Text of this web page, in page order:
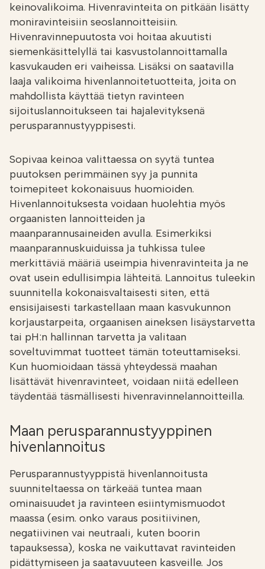
keinovalikoima. Hivenravinteita on pitkään lisätty
moniravinteisiin seoslannoitteisiin.
Hivenravinnepuutosta voi hoitaa akuutisti
siemenkäsittelyllä tai kasvustolannoittamalla
kasvukauden eri vaiheissa. Lisäksi on saatavilla
laaja valikoima hivenlannoitetuotteita, joita on
mahdollista käyttää tietyn ravinteen
sijoituslannoitukseen tai hajalevityksenä
perusparannustyyppisesti.
Sopivaa keinoa valittaessa on syytä tuntea
puutoksen perimmäinen syy ja punnita
toimepiteet kokonaisuus huomioiden.
Hivenlannoituksesta voidaan huolehtia myös
orgaanisten lannoitteiden ja
maanparannusaineiden avulla. Esimerkiksi
maanparannuskuiduissa ja tuhkissa tulee
merkittäviä määriä useimpia hivenravinteita ja ne
ovat usein edullisimpia lähteitä. Lannoitus tuleekin
suunnitella kokonaisvaltaisesti siten, että
ensisijaisesti tarkastellaan maan kasvukunnon
korjaustarpeita, orgaanisen aineksen lisäystarvetta
tai pH:n hallinnan tarvetta ja valitaan
soveltuvimmat tuotteet tämän toteuttamiseksi.
Kun huomioidaan tässä yhteydessä maahan
lisättävät hivenravinteet, voidaan niitä edelleen
täydentää täsmällisesti hivenravinnelannoitteilla.
Maan perusparannustyyppinen
hivenlannoitus
Perusparannustyyppistä hivenlannoitusta
suunniteltaessa on tärkeää tuntea maan
ominaisuudet ja ravinteen esiintymismuodot
maassa (esim. onko varaus positiivinen,
negatiivinen vai neutraali, kuten boorin
tapauksessa), koska ne vaikuttavat ravinteiden
pidättymiseen ja saatavuuteen kasveille. Jos